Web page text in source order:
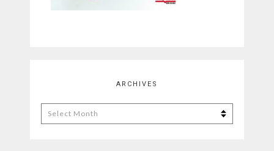
ARCHIVES
Archives